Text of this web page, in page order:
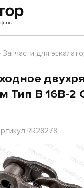
Запчасти для
Тип B 16B-2
RR28278